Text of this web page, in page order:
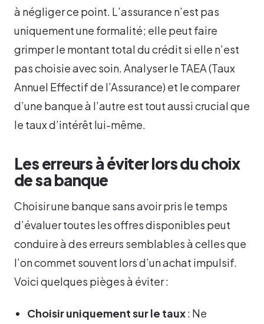
à négliger ce point. L’assurance n’est pas
uniquement une formalité; elle peut faire
grimper le montant total du crédit si elle n’est
pas choisie avec soin. Analyser le TAEA (Taux
Annuel Effectif de l’Assurance) et le comparer
d’une banque à l’autre est tout aussi crucial que
le taux d’intérêt lui-même.
Les erreurs à éviter lors du choix
de sa banque
Choisir une banque sans avoir pris le temps
d’évaluer toutes les offres disponibles peut
conduire à des erreurs semblables à celles que
l’on commet souvent lors d’un achat impulsif.
Voici quelques pièges à éviter :
Choisir uniquement sur le taux: Ne